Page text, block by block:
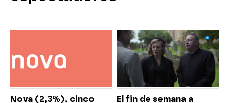
Nova (2,3%), cinco
El fin de semana a